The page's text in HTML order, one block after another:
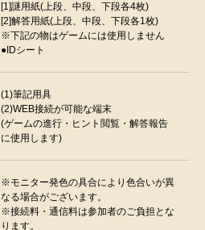
[1]謎用紙(上段、中段、下段各4枚)
[2]解答用紙(上段、中段、下段各1枚)
※下記の物はゲームには使用しません
●IDシート
(1)筆記用具
(2)WEB接続が可能な端末
(ゲームの進行・ヒント閲覧・解答報告
に使用します)
※モニター発色の具合により色合いが異
なる場合がございます。
※接続料・通信料は参加者のご負担とな
ります。